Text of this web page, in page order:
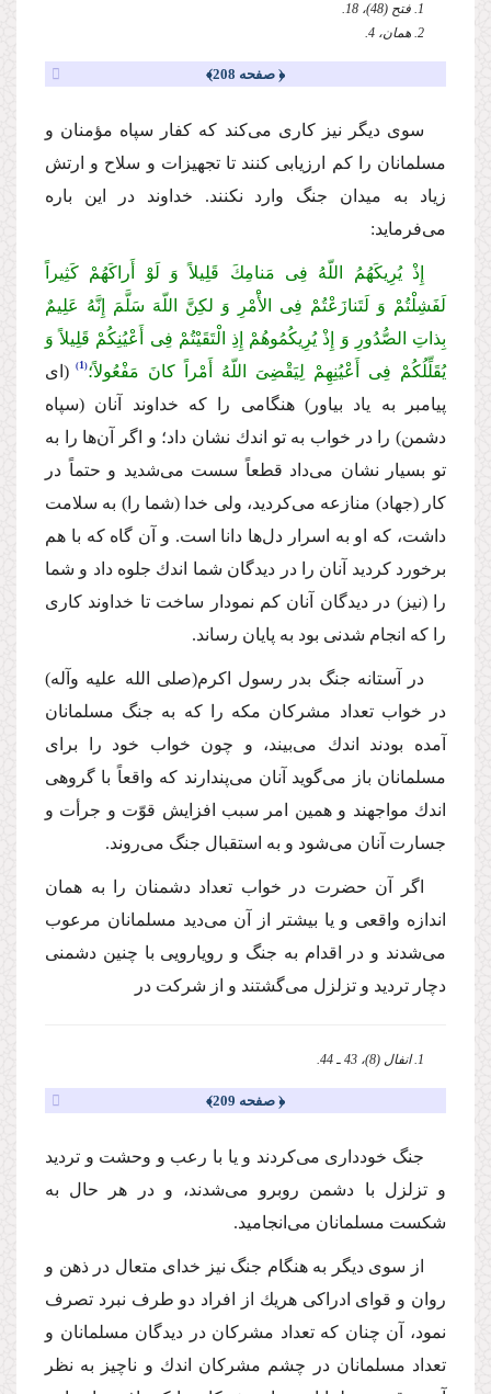
1. فتح (48)، 18.
2. همان، 4.
﴿ صفحه 208﴾
سوى دیگر نیز كارى مى‌كند كه كفار سپاه مؤمنان و
مسلمانان را كم ارزیابى كنند تا تجهیزات و سلاح و ارتش
زیاد به میدان جنگ وارد نكنند. خداوند در این باره
مى‌فرماید:
إِذْ یُرِیكَهُمُ اللّهُ فِی مَنامِكَ قَلِیلاً وَ لَوْ أَراكَهُمْ كَثِیراً
لَفَشِلْتُمْ وَ لَتَنازَعْتُمْ فِی الأَْمْرِ وَ لكِنَّ اللّهَ سَلَّمَ إِنَّهُ عَلِیمٌ
بِذاتِ الصُّدُورِ وَ إِذْ یُرِیكُمُوهُمْ إِذِ الْتَقَیْتُمْ فِی أَعْیُنِكُمْ قَلِیلاً وَ
یُقَلِّلُكُمْ فِی أَعْیُنِهِمْ لِیَقْضِیَ اللّهُ أَمْراً كانَ مَفْعُولاً؛ 1
(اى
پیامبر به یاد بیاور) هنگامى را كه خداوند آنان (سپاه
دشمن) را در خواب به تو اندك نشان داد؛ و اگر آن‌ها را به
تو بسیار نشان مى‌داد قطعاً سست مى‌شدید و حتماً در
كار (جهاد) منازعه مى‌كردید، ولى خدا (شما را) به سلامت
داشت، كه او به اسرار دل‌ها دانا است. و آن گاه كه با هم
برخورد كردید آنان را در دیدگان شما اندك جلوه داد و شما
را (نیز) در دیدگان آنان كم نمودار ساخت تا خداوند كارى
را كه انجام شدنى بود به پایان رساند.
در آستانه جنگ بدر رسول اكرم(صلى الله علیه وآله)
در خواب تعداد مشركان مكه را كه به جنگ مسلمانان
آمده بودند اندك مى‌بیند، و چون خواب خود را براى
مسلمانان باز مى‌گوید آنان مى‌پندارند كه واقعاً با گروهى
اندك مواجهند و همین امر سبب افزایش قوّت و جرأت و
جسارت آنان مى‌شود و به استقبال جنگ مى‌روند.
اگر آن حضرت در خواب تعداد دشمنان را به همان
اندازه واقعى و یا بیشتر از آن مى‌دید مسلمانان مرعوب
مى‌شدند و در اقدام به جنگ و رویارویى با چنین دشمنى
دچار تردید و تزلزل مى‌گشتند و از شركت در
1. انفال (8)، 43 ـ 44.
﴿ صفحه 209﴾
جنگ خوددارى مى‌كردند و یا با رعب و وحشت و تردید
و تزلزل با دشمن روبرو مى‌شدند، و در هر حال به
شكست مسلمانان مى‌انجامید.
از سوى دیگر به هنگام جنگ نیز خداى متعال در ذهن و
روان و قواى ادراكى هریك از افراد دو طرف نبرد تصرف
نمود، آن چنان كه تعداد مشركان در دیدگان مسلمانان و
تعداد مسلمانان در چشم مشركان اندك و ناچیز به نظر